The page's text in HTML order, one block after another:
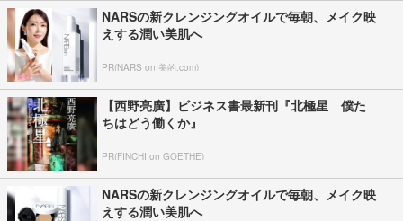
NARSの新クレンジングオイルで毎朝、メイク映
えする潤い美肌へ
PR(NARS on 美的.com)
【西野亮廣】ビジネス書最新刊『北極星 僕た
ちはどう働くか』
PR(FINCHI on GOETHE)
NARSの新クレンジングオイルで毎朝、メイク映
えする潤い美肌へ